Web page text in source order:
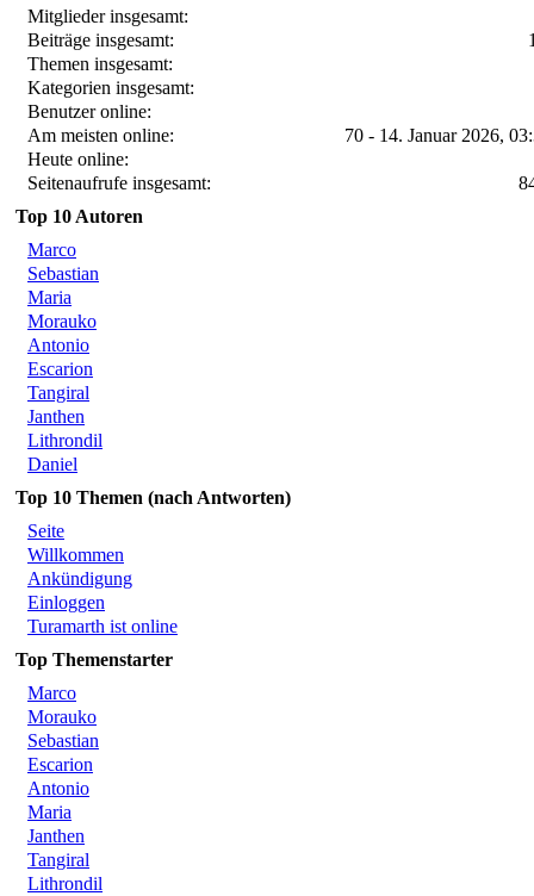
Mitglieder insgesamt:
Beiträge insgesamt:
Themen insgesamt:
Kategorien insgesamt:
Benutzer online:
Am meisten online:
70 - 14. Januar 2026,
Heute online:
Seitenaufrufe insgesamt:
Top 10 Autoren
Marco
Sebastian
Maria
Morauko
Antonio
Escarion
Tangiral
Janthen
Lithrondil
Daniel
Top 10 Themen (nach Antworten)
Seite
Willkommen
Ankündigung
Einloggen
Turamarth ist online
Top Themenstarter
Marco
Morauko
Sebastian
Escarion
Antonio
Maria
Janthen
Tangiral
Lithrondil